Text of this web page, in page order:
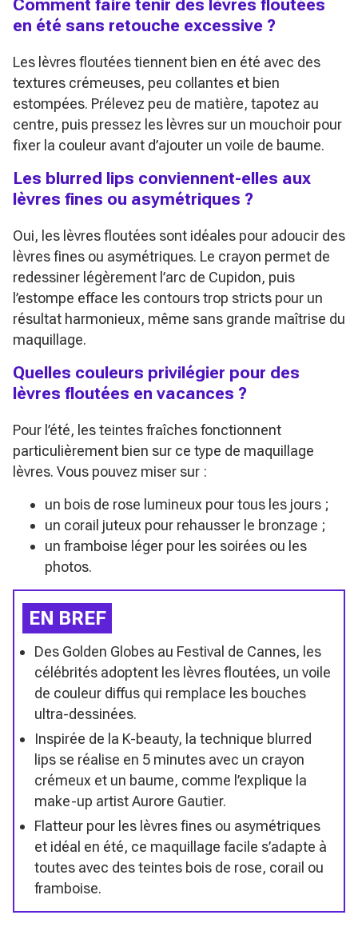
Comment faire tenir des lèvres floutées
en été sans retouche excessive ?
Les lèvres floutées tiennent bien en été avec des
textures crémeuses, peu collantes et bien
estompées. Prélevez peu de matière, tapotez au
centre, puis pressez les lèvres sur un mouchoir pour
fixer la couleur avant d’ajouter un voile de baume.
Les blurred lips conviennent-elles aux
lèvres fines ou asymétriques ?
Oui, les lèvres floutées sont idéales pour adoucir des
lèvres fines ou asymétriques. Le crayon permet de
redessiner légèrement l’arc de Cupidon, puis
l’estompe efface les contours trop stricts pour un
résultat harmonieux, même sans grande maîtrise du
maquillage.
Quelles couleurs privilégier pour des
lèvres floutées en vacances ?
Pour l’été, les teintes fraîches fonctionnent
particulièrement bien sur ce type de maquillage
lèvres. Vous pouvez miser sur :
un bois de rose lumineux pour tous les jours ;
un corail juteux pour rehausser le bronzage ;
un framboise léger pour les soirées ou les
photos.
EN BREF
Des Golden Globes au Festival de Cannes, les
célébrités adoptent les lèvres floutées, un voile
de couleur diffus qui remplace les bouches
ultra-dessinées.
Inspirée de la K-beauty, la technique blurred
lips se réalise en 5 minutes avec un crayon
crémeux et un baume, comme l’explique la
make-up artist Aurore Gautier.
Flatteur pour les lèvres fines ou asymétriques
et idéal en été, ce maquillage facile s’adapte à
toutes avec des teintes bois de rose, corail ou
framboise.